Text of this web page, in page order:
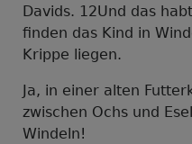
Davids. 12Und das
finden das Kind in
Krippe liegen.
Ja, in einer alten
zwischen Ochs und
Windeln!